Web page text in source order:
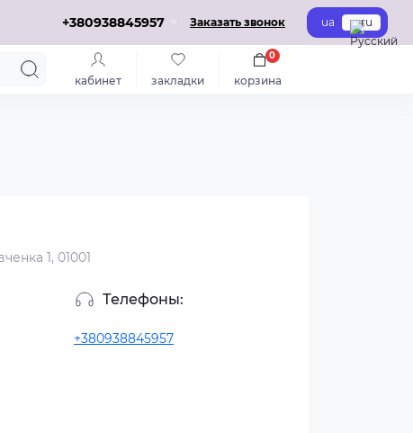
+380938845957 Заказать звонок ua ru
кабинет закладки корзина
0
1, 01001
Телефоны:
+380938845957